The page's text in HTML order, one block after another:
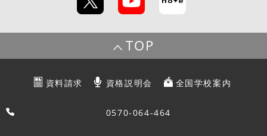
TOP
資料請求 資格説明会 全国学校案内
0570-064-464